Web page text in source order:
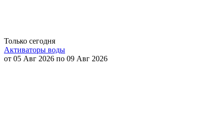
Только сегодня
Активаторы воды
от 05 Авг 2026 по 09 Авг 2026